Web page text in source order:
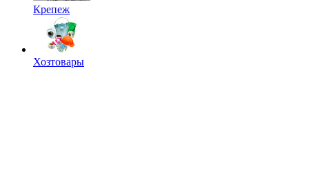
Крепеж
Хозтовары